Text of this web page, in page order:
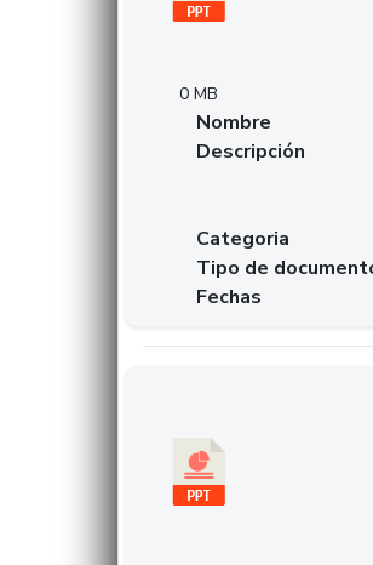
0 MB
Nombre
Descripción
Categoria
Tipo de
Fechas